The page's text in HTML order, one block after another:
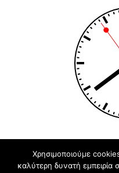
Χρησιμοποιούμε
καλύτερη δυνατή εμπειρία